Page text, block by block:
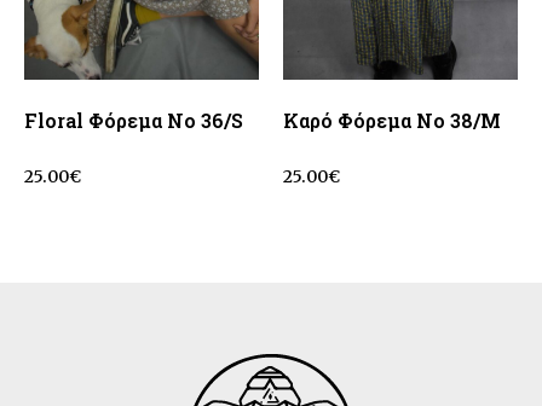
Floral Φόρεμα No 36/S
25.00€
Καρό Φόρεμα No 38/M
25.00€